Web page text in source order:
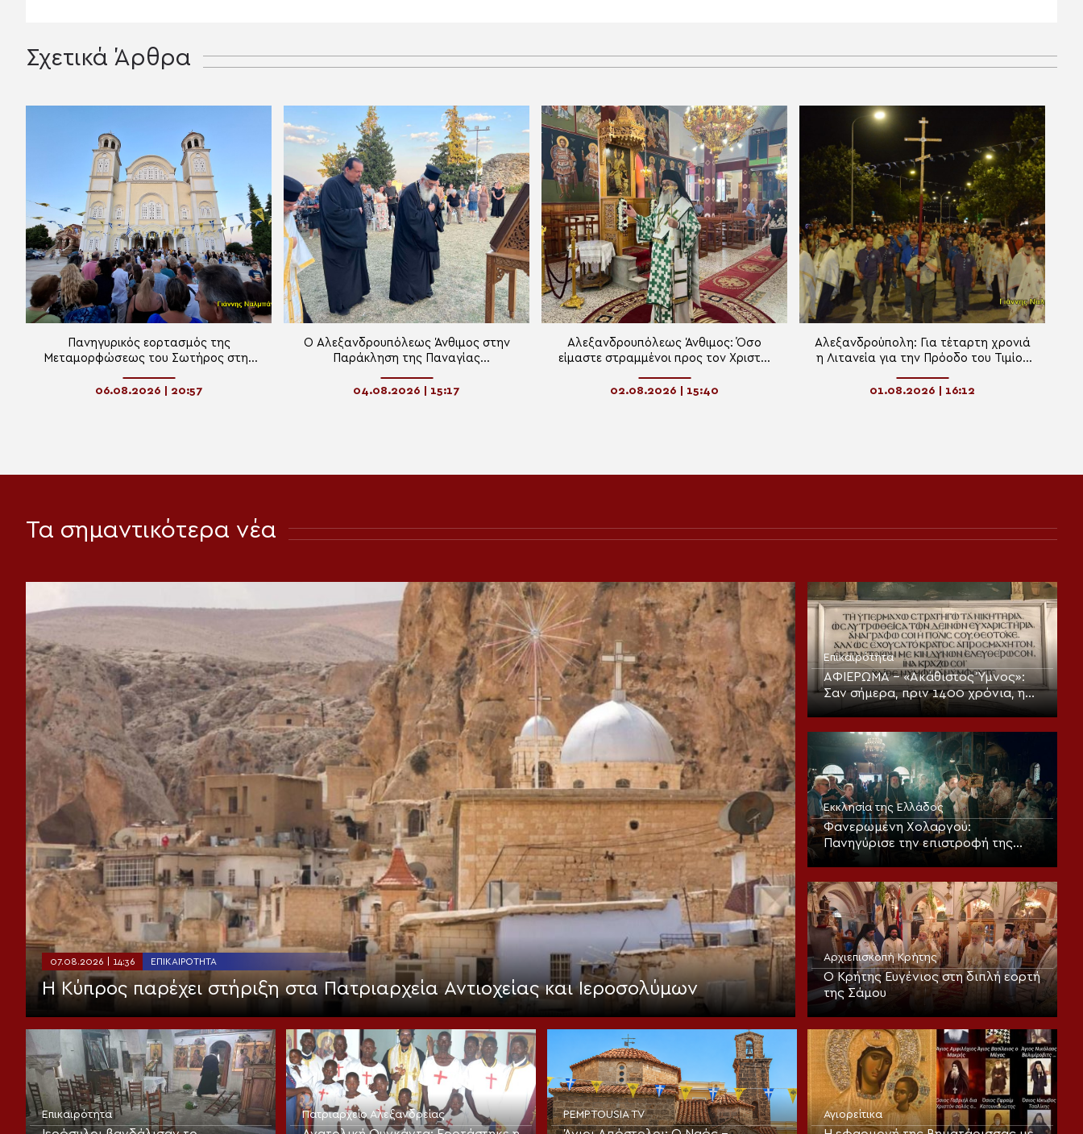
Σχετικά Άρθρα
Πανηγυρικός εορτασμός της
Μεταμορφώσεως του Σωτήρος στην
06.08.2026 | 20:57
Ο Αλεξανδρουπόλεως Άνθιμος στην
Παράκληση της Παναγίας
04.08.2026 | 15:17
Αλεξανδρουπόλεως Άνθιμος: Όσο
είμαστε στραμμένοι προς τον Χριστό,
δοκιμασίες
02.08.2026 | 15:40
Αλεξανδρούπολη: Για τέταρτη χρονιά
η Λιτανεία για την Πρόοδο του Τιμίου
01.08.2026 | 16:12
Τα σημαντικότερα νέα
07.08.2026 | 14:36 ΕΠΙΚΑΙΡΌΤΗΤΑ
Η Κύπρος παρέχει στήριξη στα Πατριαρχεία Αντιοχείας και Ιεροσολύμων
Επικαιρότητα
ΑΦΙΕΡΩΜΑ – «Ακάθιστος Ύμνος»:
Σαν σήμερα, πριν 1400 χρόνια, η
πρώτη ψαλμώδηση της
Εκκλησίας
Εκκλησία της Ελλάδος
Φανερωμένη Χολαργού:
Πανηγύρισε την επιστροφή της
παλαιάς ιεράς Λειψανοθήκης –
Επισκόπου Χριστουπόλεως
Αρχιεπισκοπή Κρήτης
Ο Κρήτης Ευγένιος στη διπλή εορτή
της Σάμου
Επικαιρότητα Πατριαρχείο Αλεξανδρείας PEMPTOUSIA TV Αγιορείτικα